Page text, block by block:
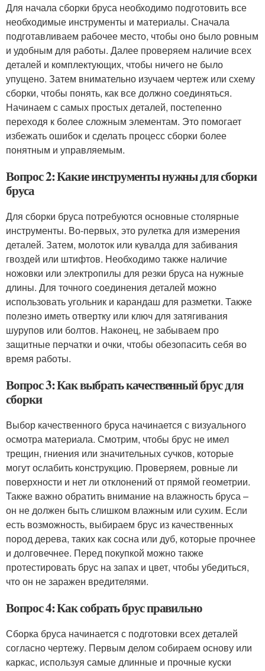
Для начала сборки бруса необходимо подготовить все
необходимые инструменты и материалы. Сначала
подготавливаем рабочее место, чтобы оно было ровным
и удобным для работы. Далее проверяем наличие всех
деталей и комплектующих, чтобы ничего не было
упущено. Затем внимательно изучаем чертеж или схему
сборки, чтобы понять, как все должно соединяться.
Начинаем с самых простых деталей, постепенно
переходя к более сложным элементам. Это помогает
избежать ошибок и сделать процесс сборки более
понятным и управляемым.
Вопрос 2: Какие инструменты нужны для сборки
бруса
Для сборки бруса потребуются основные столярные
инструменты. Во-первых, это рулетка для измерения
деталей. Затем, молоток или кувалда для забивания
гвоздей или штифтов. Необходимо также наличие
ножовки или электропилы для резки бруса на нужные
длины. Для точного соединения деталей можно
использовать угольник и карандаш для разметки. Также
полезно иметь отвертку или ключ для затягивания
шурупов или болтов. Наконец, не забываем про
защитные перчатки и очки, чтобы обезопасить себя во
время работы.
Вопрос 3: Как выбрать качественный брус для
сборки
Выбор качественного бруса начинается с визуального
осмотра материала. Смотрим, чтобы брус не имел
трещин, гниения или значительных сучков, которые
могут ослабить конструкцию. Проверяем, ровные ли
поверхности и нет ли отклонений от прямой геометрии.
Также важно обратить внимание на влажность бруса –
он не должен быть слишком влажным или сухим. Если
есть возможность, выбираем брус из качественных
пород дерева, таких как сосна или дуб, которые прочнее
и долговечнее. Перед покупкой можно также
протестировать брус на запах и цвет, чтобы убедиться,
что он не заражен вредителями.
Вопрос 4: Как собрать брус правильно
Сборка бруса начинается с подготовки всех деталей
согласно чертежу. Первым делом собираем основу или
каркас, используя самые длинные и прочные куски